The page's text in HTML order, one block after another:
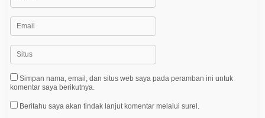
Simpan nama, email, dan situs web saya pada peramban ini untuk
komentar saya berikutnya.
Beritahu saya akan tindak lanjut komentar melalui surel.